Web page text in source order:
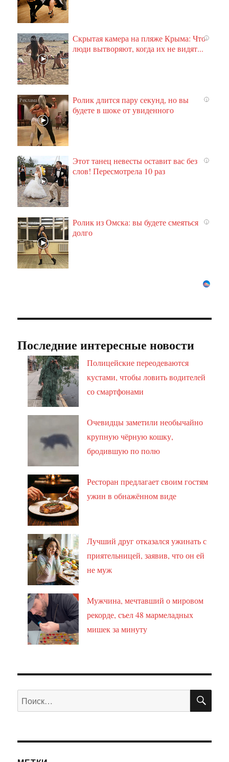
i
Скрытая камера на пляже Крыма: Что
люди вытворяют, когда их не видят...
i
Ролик длится пару секунд, но вы
будете в шоке от увиденного
i
Этот танец невесты оставит вас без
слов! Пересмотрела 10 раз
i
Ролик из Омска: вы будете смеяться
долго
Последние интересные новости
Полицейские переодеваются
кустами, чтобы ловить водителей
со смартфонами
Очевидцы заметили необычайно
крупную чёрную кошку,
бродившую по полю
Ресторан предлагает своим гостям
ужин в обнажённом виде
Лучший друг отказался ужинать с
приятельницей, заявив, что он ей
не муж
Мужчина, мечтавший о мировом
рекорде, съел 48 мармеладных
мишек за минуту
Искать: